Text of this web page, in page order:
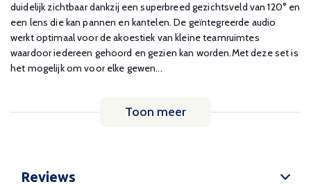
duidelijk zichtbaar dankzij een superbreed gezichtsveld van 120° en
een lens die kan pannen en kantelen. De geïntegreerde audio
werkt optimaal voor de akoestiek van kleine teamruimtes
waardoor iedereen gehoord en gezien kan worden.Met deze set is
het mogelijk om voor elke gewen...
Toon meer
Reviews